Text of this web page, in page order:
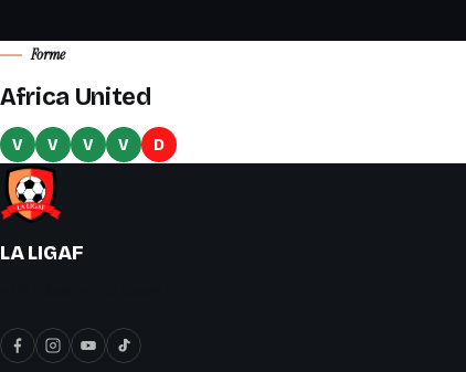
Forme
Africa United
V V V V D
LA LIGAF